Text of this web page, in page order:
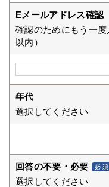
Eメールアドレス確認
確認のためにもう一
以内）
年代
選択してください
回答の不要・必要 必須
選択してください